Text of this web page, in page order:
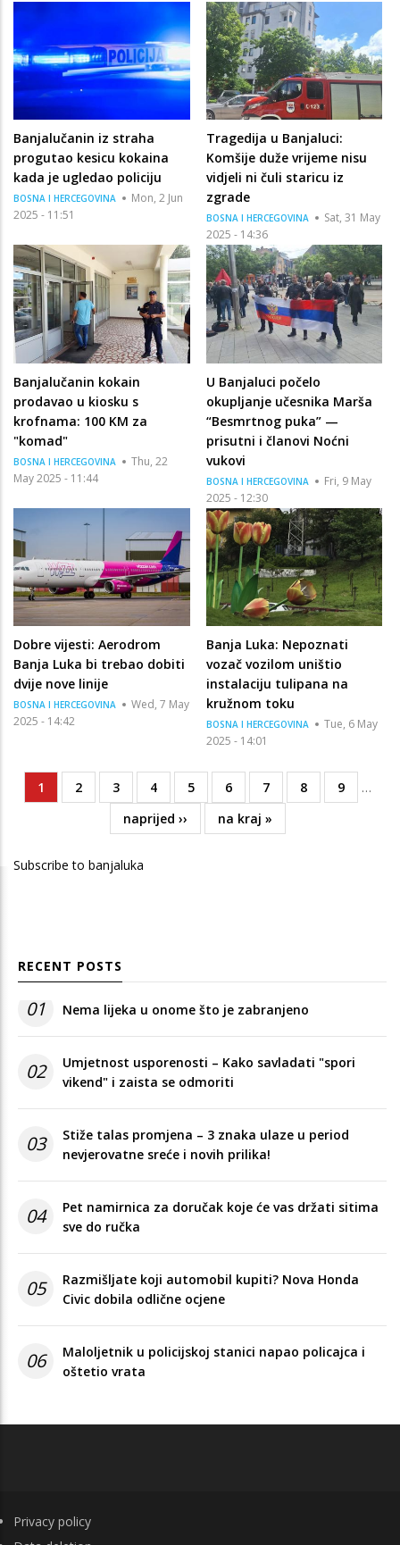
Banjalučanin iz straha
progutao kesicu kokaina
kada je ugledao policiju
BOSNA I HERCEGOVINA
Mon, 2 Jun
2025 - 11:51
Tragedija u Banjaluci:
Komšije duže vrijeme nisu
vidjeli ni čuli staricu iz
zgrade
BOSNA I HERCEGOVINA
Sat, 31 May
2025 - 14:36
Banjalučanin kokain
prodavao u kiosku s
krofnama: 100 KM za
"komad"
BOSNA I HERCEGOVINA
Thu, 22
May 2025 - 11:44
U Banjaluci počelo
okupljanje učesnika Marša
“Besmrtnog puka” —
prisutni i članovi Noćni
vukovi
BOSNA I HERCEGOVINA
Fri, 9 May
2025 - 12:30
Dobre vijesti: Aerodrom
Banja Luka bi trebao dobiti
dvije nove linije
BOSNA I HERCEGOVINA
Wed, 7 May
2025 - 14:42
Banja Luka: Nepoznati
vozač vozilom uništio
instalaciju tulipana na
kružnom toku
BOSNA I HERCEGOVINA
Tue, 6 May
2025 - 14:01
Pagination
Current
page
1 Page
2 Page
3 Page
4 Page
5 Page
6 Page
7 Page
8 Page
9
…
Next
page
naprijed ››
Last
page
na kraj »
Subscribe to banjaluka
RECENT POSTS
01 Nema lijeka u onome što je zabranjeno
02
Umjetnost usporenosti – Kako savladati "spori
vikend" i zaista se odmoriti
03
Stiže talas promjena – 3 znaka ulaze u period
nevjerovatne sreće i novih prilika!
04
Pet namirnica za doručak koje će vas držati sitima
sve do ručka
05
Razmišljate koji automobil kupiti? Nova Honda
Civic dobila odlične ocjene
06
Maloljetnik u policijskoj stanici napao policajca i
oštetio vrata
FOOTER
Privacy policy